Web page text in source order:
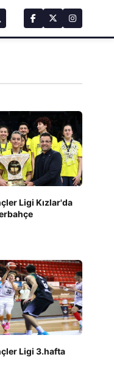
Ligi Kızlar'da
Ligi 3.hafta